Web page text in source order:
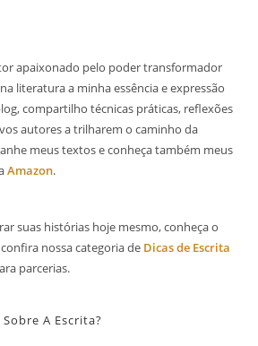
apaixonado pelo poder transformador
literatura a minha essência e expressão
compartilho técnicas práticas, reflexões
autores a trilharem o caminho da
meus textos e conheça também meus
Amazon.
suas histórias hoje mesmo, conheça o
nossa categoria de Dicas de Escrita
parcerias.
A Escrita?